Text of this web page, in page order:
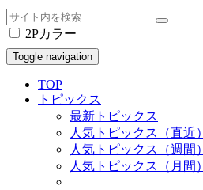
2Pカラー
Toggle navigation
TOP
トピックス
最新トピックス
人気トピックス（直近）
人気トピックス（週間）
人気トピックス（月間）